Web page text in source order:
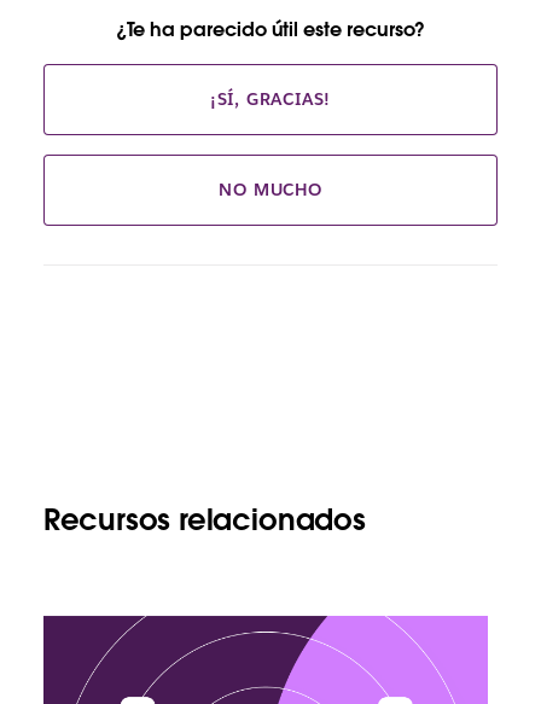
¿Te ha parecido útil este recurso?
¡SÍ, GRACIAS!
NO MUCHO
Recursos relacionados